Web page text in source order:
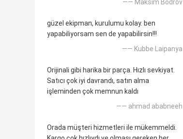
—— Maksim Bodrov
güzel ekipman, kurulumu kolay. ben
yapabiliyorsam sen de yapabilirsin!!!
—— Kubbe Laipanya
Orijinali gibi harika bir parça. Hızlı sevkiyat.
Satıcı çok iyi davrandı, satın alma
işleminden çok memnun kaldı
—— ahmad ababneeh
Orada müşteri hizmetleri ile mükemmeldi.